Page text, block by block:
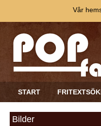
START
Bilder
Vår